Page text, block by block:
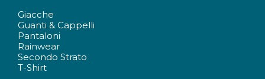
Giacche
Guanti & Cappelli
Pantaloni
Rainwear
Secondo Strato
T-Shirt